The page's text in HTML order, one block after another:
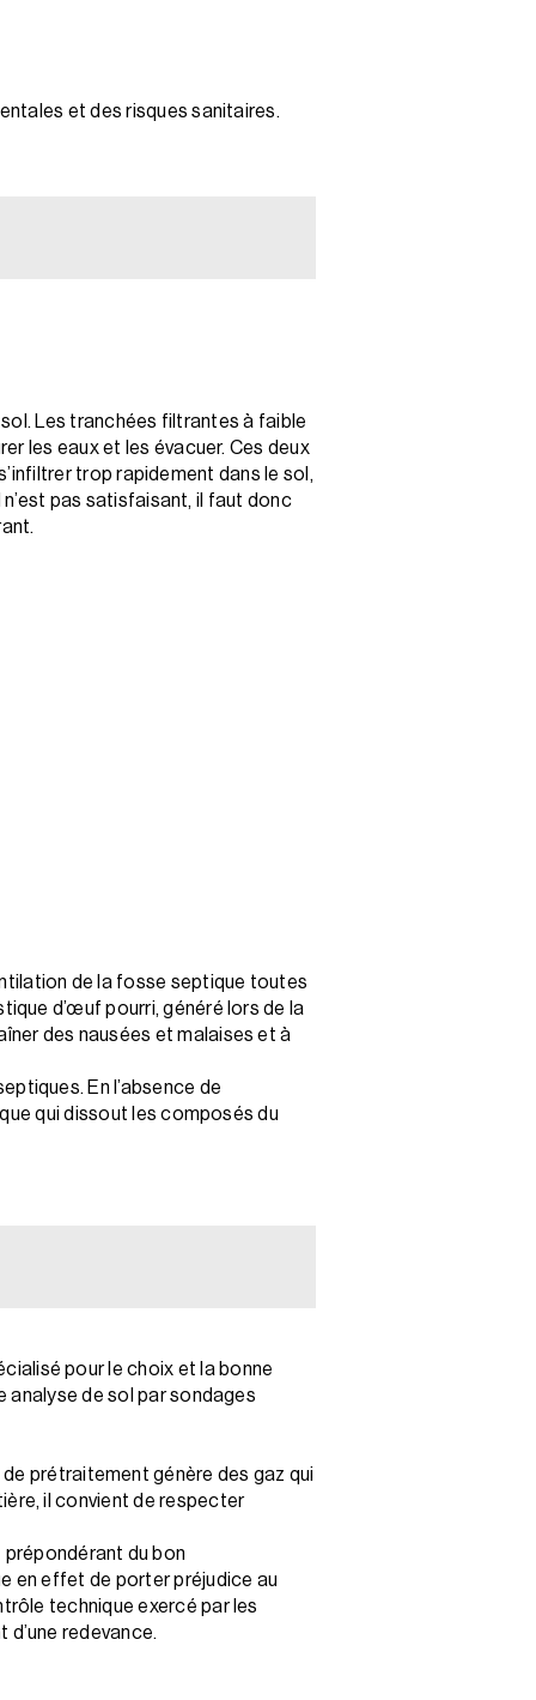
et des risques sanitaires.
Les tranchées filtrantes à faible
les eaux et les évacuer. Ces deux
trop rapidement dans le sol,
pas satisfaisant, il faut donc
de la fosse septique toutes
d’œuf pourri, généré lors de la
des nausées et malaises et à
En l’absence de
qui dissout les composés du
pour le choix et la bonne
analyse de sol par sondages
prétraitement génère des gaz qui
il convient de respecter
prépondérant du bon
en effet de porter préjudice au
technique exercé par les
redevance.